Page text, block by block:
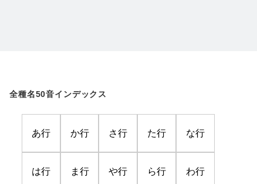
全種名50音インデックス
あ行 か行 さ行 た行 な行
は行 ま行 や行 ら行 わ行